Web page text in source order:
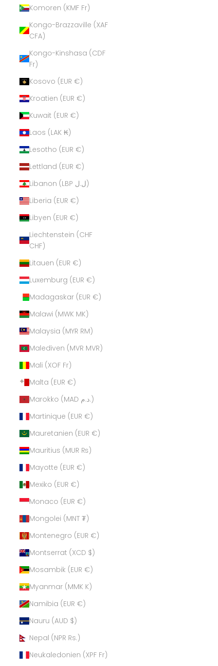
Komoren (KMF Fr)
Kongo-Brazzaville (XAF
CFA)
Kongo-Kinshasa (CDF
Fr)
Kosovo (EUR €)
Kroatien (EUR €)
Kuwait (EUR €)
Laos (LAK ₭)
Lesotho (EUR €)
Lettland (EUR €)
Libanon (LBP ل.ل)
Liberia (EUR €)
Libyen (EUR €)
Liechtenstein (CHF
CHF)
Litauen (EUR €)
Luxemburg (EUR €)
Madagaskar (EUR €)
Malawi (MWK MK)
Malaysia (MYR RM)
Malediven (MVR MVR)
Mali (XOF Fr)
Malta (EUR €)
Marokko (MAD د.م.)
Martinique (EUR €)
Mauretanien (EUR €)
Mauritius (MUR ₨)
Mayotte (EUR €)
Mexiko (EUR €)
Monaco (EUR €)
Mongolei (MNT ₮)
Montenegro (EUR €)
Montserrat (XCD $)
Mosambik (EUR €)
Myanmar (MMK K)
Namibia (EUR €)
Nauru (AUD $)
Nepal (NPR Rs.)
Neukaledonien (XPF Fr)